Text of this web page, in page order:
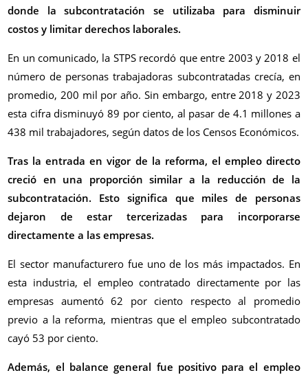
donde la subcontratación se utilizaba para disminuir
costos y limitar derechos laborales.
En un comunicado, la STPS recordó que entre 2003 y 2018 el
número de personas trabajadoras subcontratadas crecía, en
promedio, 200 mil por año. Sin embargo, entre 2018 y 2023
esta cifra disminuyó 89 por ciento, al pasar de 4.1 millones a
438 mil trabajadores, según datos de los Censos Económicos.
Tras la entrada en vigor de la reforma, el empleo directo
creció en una proporción similar a la reducción de la
subcontratación. Esto significa que miles de personas
dejaron de estar tercerizadas para incorporarse
directamente a las empresas.
El sector manufacturero fue uno de los más impactados. En
esta industria, el empleo contratado directamente por las
empresas aumentó 62 por ciento respecto al promedio
previo a la reforma, mientras que el empleo subcontratado
cayó 53 por ciento.
Además, el balance general fue positivo para el empleo